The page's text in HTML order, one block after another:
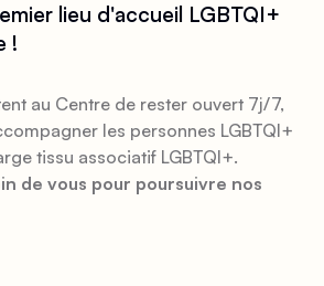
lieu d'accueil LGBTQI+
!
au Centre de rester ouvert 7j/7,
les personnes LGBTQI+
tissu associatif LGBTQI+.
de vous pour poursuivre nos